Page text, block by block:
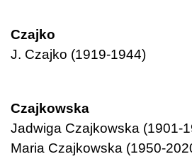
Czajko
J. Czajko (1919-1944)
Czajkowska
Jadwiga Czajkowska (1901-
Maria Czajkowska (1950-